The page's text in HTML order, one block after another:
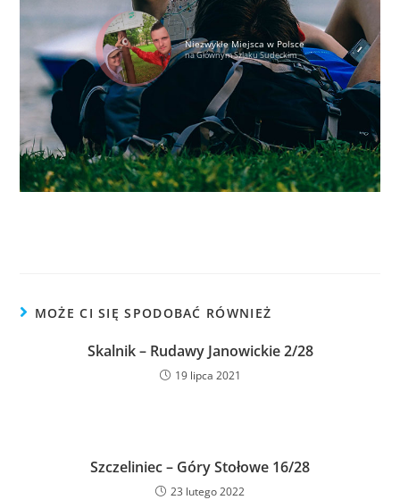
Niezwykłe Miejsca w Polsce
na Głównym Szlaku Sudeckim
MOŻE CI SIĘ SPODOBAĆ RÓWNIEŻ
Skalnik – Rudawy Janowickie 2/28
19 lipca 2021
Szczeliniec – Góry Stołowe 16/28
23 lutego 2022